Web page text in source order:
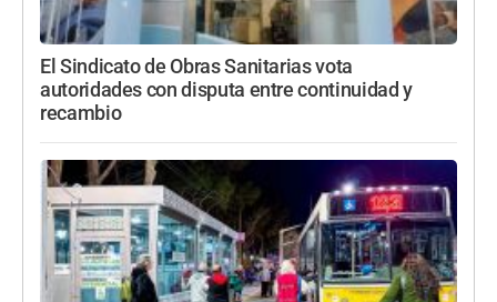
El Sindicato de Obras Sanitarias vota
autoridades con disputa entre continuidad y
recambio